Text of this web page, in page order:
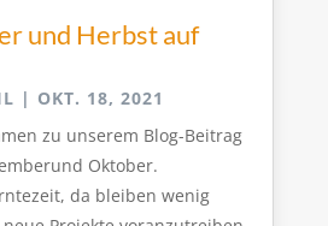
und Herbst auf
| OKT. 18, 2021
zu unserem Blog-Beitrag
Oktober.
da bleiben wenig